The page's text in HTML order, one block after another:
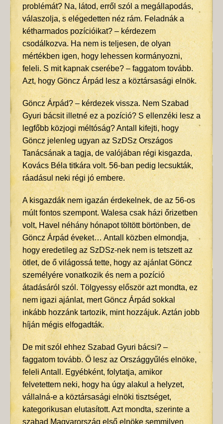
problémát? Na, látod, erről szól a megállapodás,
válaszolja, s elégedetten néz rám. Feladnák a
kétharmados pozícióikat? – kérdezem
csodálkozva. Ha nem is teljesen, de olyan
mértékben igen, hogy lehessen kormányozni,
feleli. S mit kapnak cserébe? – faggatom tovább.
Azt, hogy Göncz Árpád lesz a köztársasági elnök.
Göncz Árpád? – kérdezek vissza. Nem Szabad
Gyuri bácsit illetné ez a pozíció? S ellenzéki lesz a
legfőbb közjogi méltóság? Antall kifejti, hogy
Göncz jelenleg ugyan az SzDSz Országos
Tanácsának a tagja, de valójában régi kisgazda,
Kovács Béla titkára volt. 56-ban pedig lecsukták,
ráadásul neki régi jó embere.
A kisgazdák nem igazán érdekelnek, de az 56-os
múlt fontos szempont. Walesa csak házi őrizetben
volt, Havel néhány hónapot töltött börtönben, de
Göncz Árpád éveket… Antall közben elmondja,
hogy eredetileg az SzDSz-nek nem is tetszett az
ötlet, de ő világossá tette, hogy az ajánlat Göncz
személyére vonatkozik és nem a pozíció
átadásáról szól. Tölgyessy először azt mondta, ez
nem igazi ajánlat, mert Göncz Árpád sokkal
inkább hozzánk tartozik, mint hozzájuk. Aztán jobb
híján mégis elfogadták.
De mit szól ehhez Szabad Gyuri bácsi? –
faggatom tovább. Ő lesz az Országgyűlés elnöke,
feleli Antall. Egyébként, folytatja, amikor
felvetettem neki, hogy ha úgy alakul a helyzet,
vállalná-e a köztársasági elnöki tisztséget,
kategorikusan elutasított. Azt mondta, szerinte a
szabad Magyarország első elnöke semmilyen